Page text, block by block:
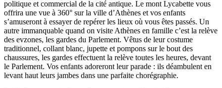
politique et commercial de la cité antique. Le mont Lycabette vous
offrira une vue à 360° sur la ville d’Athènes et vos enfants
s’amuseront à essayer de repérer les lieux où vous êtes passés. Un
autre immanquable quand on visite Athènes en famille c’est la relève
des evzones, les gardes du Parlement. Vêtus de leur costume
traditionnel, collant blanc, jupette et pompons sur le bout des
chaussures, les gardes effectuent la relève toutes les heures, devant
le Parlement. Vos enfants adoreront leur parade : ils déambulent en
levant haut leurs jambes dans une parfaite chorégraphie.